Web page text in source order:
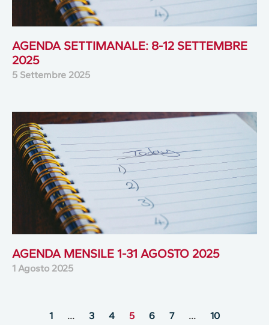
AGENDA SETTIMANALE: 8-12 SETTEMBRE
2025
5 Settembre 2025
AGENDA MENSILE 1-31 AGOSTO 2025
1 Agosto 2025
1 … 3 4 5 6 7 … 10